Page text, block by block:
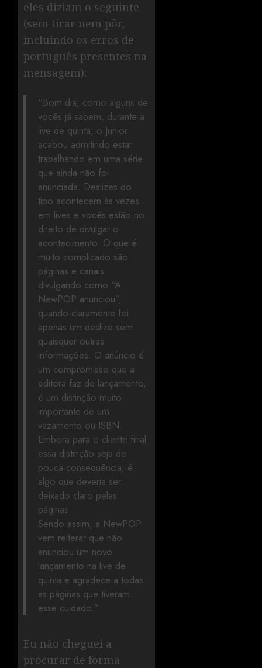
eles diziam o seguinte
(sem tirar nem pôr,
incluindo os erros de
português presentes na
mensagem):
“Bom dia, como alguns de
vocês já sabem, durante a
live de quinta, o Junior
acabou admitindo estar
trabalhando em uma série
que ainda não foi
anunciada. Deslizes do
tipo acontecem às vezes
em lives e vocês estão no
direito de divulgar o
acontecimento. O que é
muito complicado são
páginas e canais
divulgando como “A
NewPOP anunciou”,
quando claramente foi
apenas um deslize sem
quaisquer outras
informações. O anúncio é
um compromisso que a
editora faz de lançamento,
é um distinção muito
importante de um
vazamento ou ISBN.
Embora para o cliente final
essa distinção seja de
pouca consequência, é
algo que deveria ser
deixado claro pelas
páginas.
Sendo assim, a NewPOP
vem reiterar que não
anunciou um novo
lançamento na live de
quinta e agradece a todas
as páginas que tiveram
esse cuidado.”
Eu não cheguei a
procurar de forma